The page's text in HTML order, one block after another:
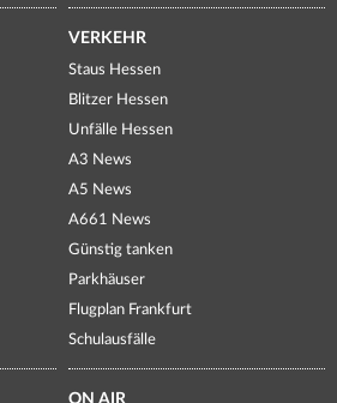
VERKEHR
Staus Hessen
Blitzer Hessen
Unfälle Hessen
A3 News
A5 News
A661 News
Günstig tanken
Parkhäuser
Flugplan Frankfurt
Schulausfälle
ON AIR